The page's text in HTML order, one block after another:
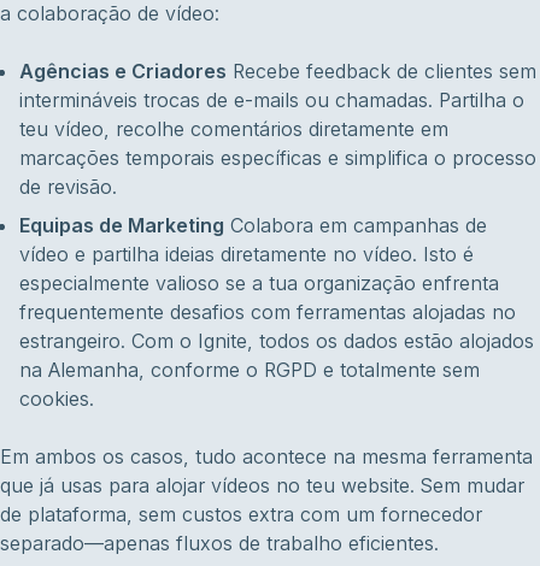
a colaboração de vídeo:
Agências e Criadores Recebe feedback de clientes sem
intermináveis trocas de e-mails ou chamadas. Partilha o
teu vídeo, recolhe comentários diretamente em
marcações temporais específicas e simplifica o processo
de revisão.
Equipas de Marketing Colabora em campanhas de
vídeo e partilha ideias diretamente no vídeo. Isto é
especialmente valioso se a tua organização enfrenta
frequentemente desafios com ferramentas alojadas no
estrangeiro. Com o Ignite, todos os dados estão alojados
na Alemanha, conforme o RGPD e totalmente sem
cookies.
Em ambos os casos, tudo acontece na mesma ferramenta
que já usas para alojar vídeos no teu website. Sem mudar
de plataforma, sem custos extra com um fornecedor
separado—apenas fluxos de trabalho eficientes.